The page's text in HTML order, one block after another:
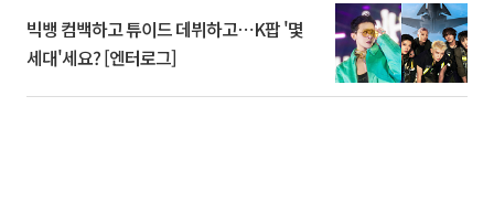
빅뱅 컴백하고 튜이드 데뷔하고⋯K팝 '몇
세대'세요? [엔터로그]